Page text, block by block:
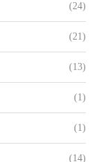
(24)
(21)
(13)
(1)
(1)
(14)